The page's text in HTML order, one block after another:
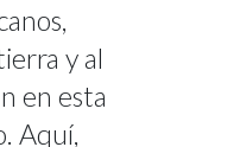
y al
en esta
Aquí,